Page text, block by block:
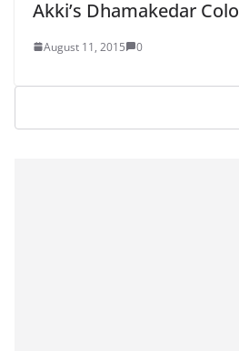
Akki’s Dhamakedar
August 11, 2015 0